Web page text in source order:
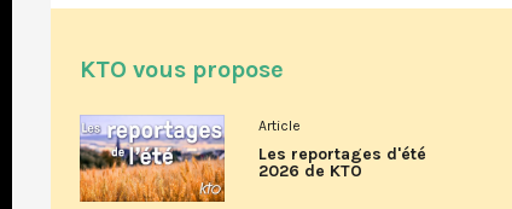
KTO vous propose
Article
Les reportages d'été
2026 de KTO